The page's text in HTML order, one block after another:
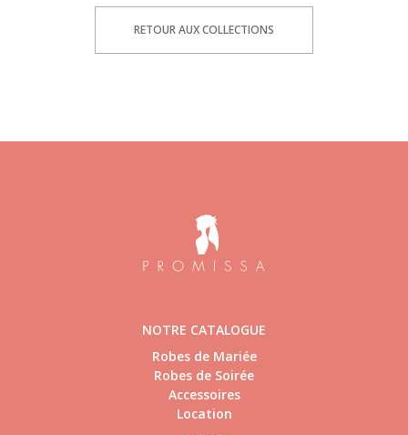
RETOUR AUX COLLECTIONS
NOTRE CATALOGUE
Robes de Mariée
Robes de Soirée
Accessoires
Location